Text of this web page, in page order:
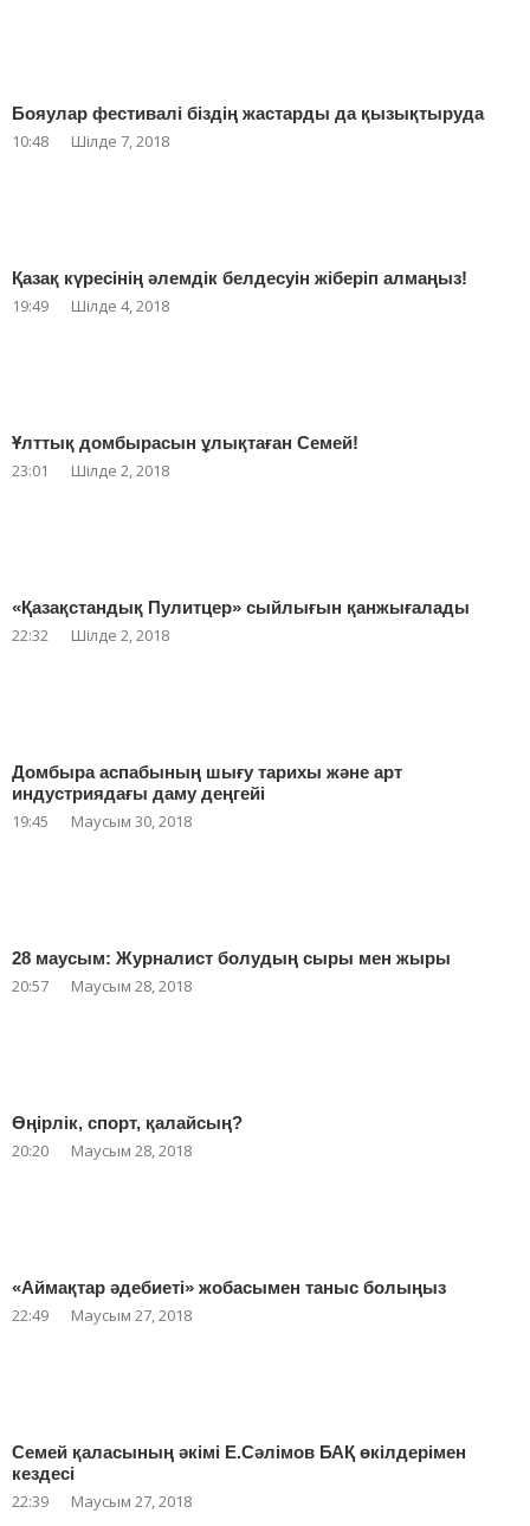
Бояулар фестивалі біздің жастарды да қызықтыруда
10:48 Шілде 7, 2018
Қазақ күресінің әлемдік белдесуін жіберіп алмаңыз!
19:49 Шілде 4, 2018
Ұлттық домбырасын ұлықтаған Семей!
23:01 Шілде 2, 2018
«Қазақстандық Пулитцер» сыйлығын қанжығалады
22:32 Шілде 2, 2018
Домбыра аспабының шығу тарихы және арт
индустриядағы даму деңгейі
19:45 Маусым 30, 2018
28 маусым: Журналист болудың сыры мен жыры
20:57 Маусым 28, 2018
Өңірлік, спорт, қалайсың?
20:20 Маусым 28, 2018
«Аймақтар әдебиеті» жобасымен таныс болыңыз
22:49 Маусым 27, 2018
Семей қаласының әкімі Е.Сәлімов БАҚ өкілдерімен
кездесі
22:39 Маусым 27, 2018